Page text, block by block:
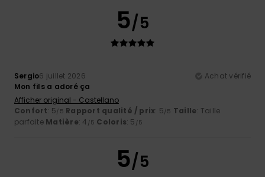
5/5
Sergio6 juillet 2026
Achat vérifié
Mon fils a adoré ça
Afficher original - Castellano
Confort: 5/5 Rapport qualité / prix: 5/5 Taille: Taille
parfaite Matière: 4 /5 Coloris: 5 /5
5/5